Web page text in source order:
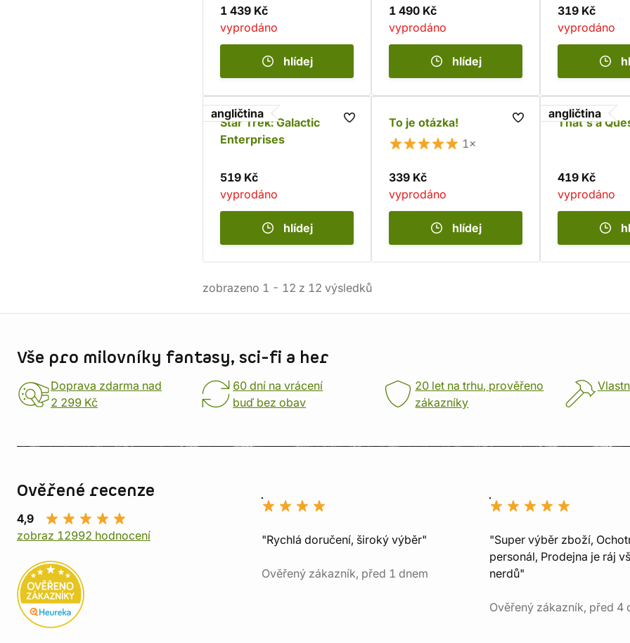
1 439 Kč
vyprodáno
hlídej
1 490 Kč
vyprodáno
hlídej
319 Kč
vyprodáno
angličtina
Star Trek: Galactic
Enterprises
519 Kč
vyprodáno
hlídej
To je otázka!
1×
339 Kč
vyprodáno
hlídej
angličtina
That's a
419 Kč
vyprodáno
zobrazeno 1 - 12 z 12 výsledků
Vše pro milovníky fantasy, sci-fi a her
Doprava zdarma nad
2 299 Kč
60 dní na vrácení
buď bez obav
20 let na trhu, prověřeno
zákazníky
Ověřené recenze
4,9
zobraz 12992 hodnocení
"Rychlá doručení, široký výběr"
Ověřený zákazník, před 1 dnem
"Super výběr zboží,
personál, Prodejna je ráj
nerdů"
Ověřený zákazník, před 4